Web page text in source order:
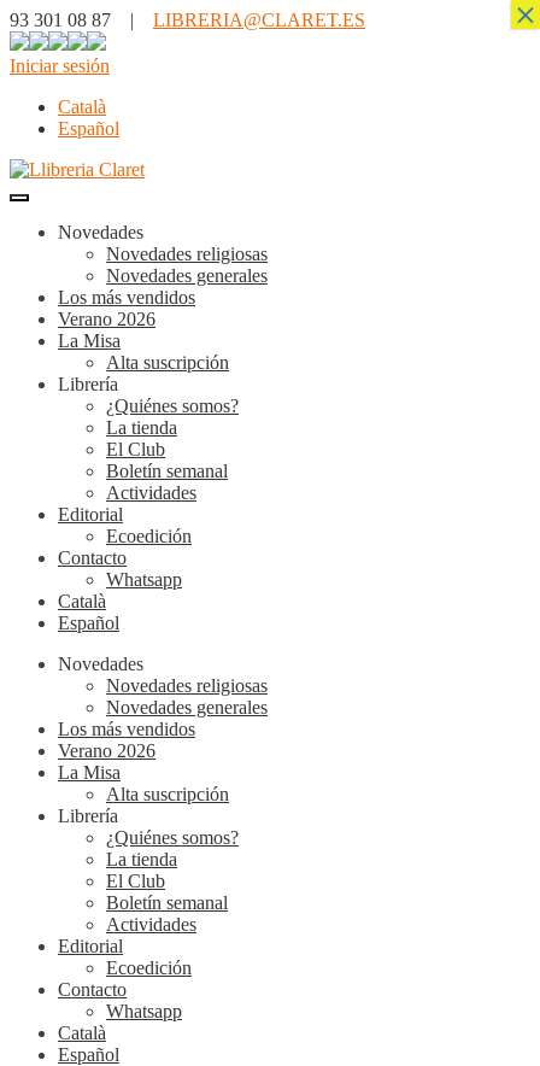
93 301 08 87 | LIBRERIA@CLARET.ES
Iniciar sesión
Català
Español
Novedades
Novedades religiosas
Novedades generales
Los más vendidos
Verano 2026
La Misa
Alta suscripción
Librería
¿Quiénes somos?
La tienda
El Club
Boletín semanal
Actividades
Editorial
Ecoedición
Contacto
Whatsapp
Català
Español
Novedades
Novedades religiosas
Novedades generales
Los más vendidos
Verano 2026
La Misa
Alta suscripción
Librería
¿Quiénes somos?
La tienda
El Club
Boletín semanal
Actividades
Editorial
Ecoedición
Contacto
Whatsapp
Català
Español
×